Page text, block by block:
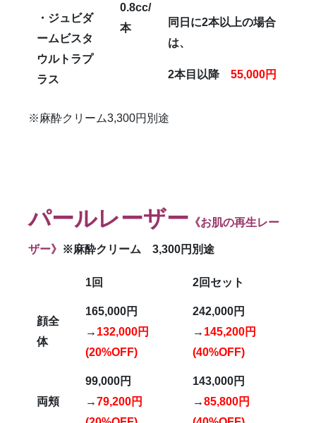
・ジュビダ
ームビスタ
ウルトラプ
ラス
0.8cc/
本
同日に2本以上の場合
は、
2本目以降 55,000円
※麻酔クリーム3,300円別途
パールレーザー 《お肌の再生レー
ザー》 ※麻酔クリーム 3,300円別途
1回 2回セット
顔全
体
165,000円
→ 132,000円
(20%OFF)
242,000円
→ 145,200円
(40%OFF)
両頬
99,000円
→79,200円
143,000円
→85,800円